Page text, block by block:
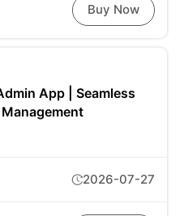
Buy Now
App | Seamless
2026-07-27